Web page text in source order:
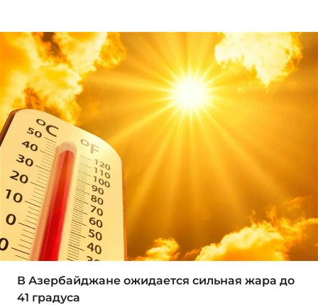
В Азербайджане ожидается сильная жара до
41 градуса